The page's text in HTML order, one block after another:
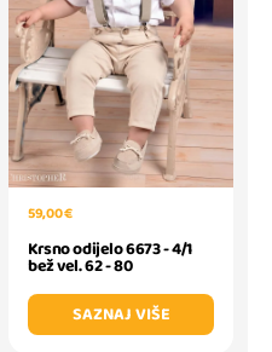
59,00 €
Krsno odijelo 6673 - 4/1
bež vel. 62 - 80
SAZNAJ VIŠE